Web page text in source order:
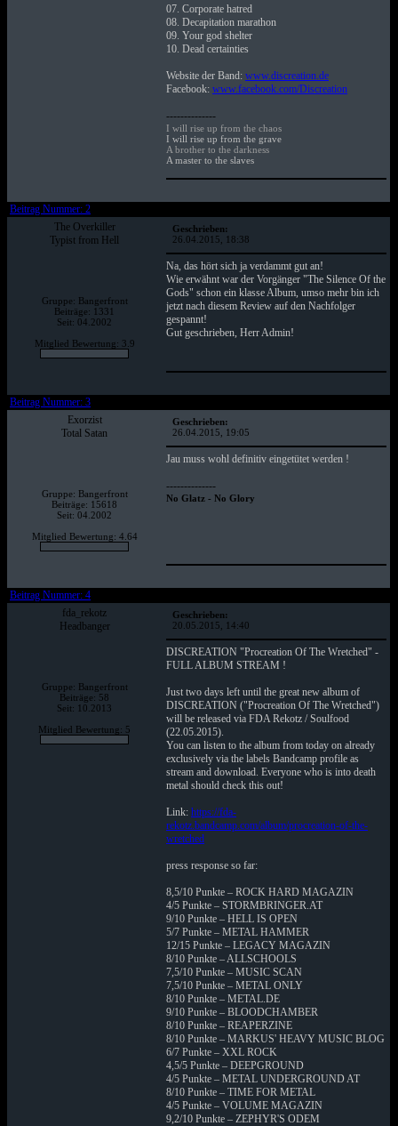
07. Corporate hatred
08. Decapitation marathon
09. Your god shelter
10. Dead certainties
Website der Band: www.discreation.de
Facebook: www.facebook.com/Discreation
--------------
I will rise up from the chaos
I will rise up from the grave
A brother to the darkness
A master to the slaves
Beitrag Nummer: 2
The Overkiller
Typist from Hell
Gruppe: Bangerfront
Beiträge: 1331
Seit: 04.2002
Mitglied Bewertung: 3.9
Geschrieben:
26.04.2015, 18:38
Na, das hört sich ja verdammt gut an!
Wie erwähnt war der Vorgänger "The Silence Of the
Gods" schon ein klasse Album, umso mehr bin ich
jetzt nach diesem Review auf den Nachfolger
gespannt!
Gut geschrieben, Herr Admin!
Beitrag Nummer: 3
Exorzist
Total Satan
Gruppe: Bangerfront
Beiträge: 15618
Seit: 04.2002
Mitglied Bewertung: 4.64
Geschrieben:
26.04.2015, 19:05
Jau muss wohl definitiv eingetütet werden !
--------------
No Glatz - No Glory
Beitrag Nummer: 4
fda_rekotz
Headbanger
Gruppe: Bangerfront
Beiträge: 58
Seit: 10.2013
Mitglied Bewertung: 5
Geschrieben:
20.05.2015, 14:40
DISCREATION "Procreation Of The Wretched" -
FULL ALBUM STREAM !
Just two days left until the great new album of
DISCREATION ("Procreation Of The Wretched")
will be released via FDA Rekotz / Soulfood
(22.05.2015).
You can listen to the album from today on already
exclusively via the labels Bandcamp profile as
stream and download. Everyone who is into death
metal should check this out!
Link: https://fda-
rekotz.bandcamp.com/album/procreation-of-the-
wretched
press response so far:
8,5/10 Punkte – ROCK HARD MAGAZIN
4/5 Punkte – STORMBRINGER.AT
9/10 Punkte – HELL IS OPEN
5/7 Punkte – METAL HAMMER
12/15 Punkte – LEGACY MAGAZIN
8/10 Punkte – ALLSCHOOLS
7,5/10 Punkte – MUSIC SCAN
7,5/10 Punkte – METAL ONLY
8/10 Punkte – METAL.DE
9/10 Punkte – BLOODCHAMBER
8/10 Punkte – REAPERZINE
8/10 Punkte – MARKUS' HEAVY MUSIC BLOG
6/7 Punkte – XXL ROCK
4,5/5 Punkte – DEEPGROUND
4/5 Punkte – METAL UNDERGROUND AT
8/10 Punkte – TIME FOR METAL
4/5 Punkte – VOLUME MAGAZIN
9,2/10 Punkte – ZEPHYR'S ODEM